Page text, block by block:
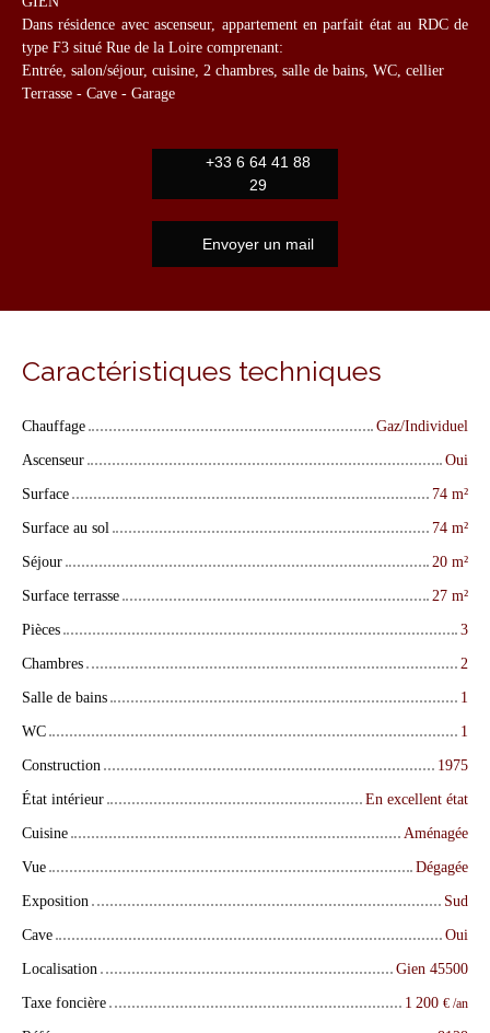
Dans résidence avec ascenseur, appartement en parfait état au RDC de
type F3 situé Rue de la Loire comprenant:
Entrée, salon/séjour, cuisine, 2 chambres, salle de bains, WC, cellier
Terrasse - Cave - Garage
+33 6 64 41 88
29
Envoyer un mail
Caractéristiques techniques
Chauffage
Gaz/Individuel
Ascenseur
Oui
Surface
74 m²
Surface au sol
74 m²
Séjour
20 m²
Surface terrasse
27 m²
Pièces
3
Chambres
2
Salle de bains
1
WC
1
Construction
1975
État intérieur
En excellent état
Cuisine
Aménagée
Vue
Dégagée
Exposition
Sud
Cave
Oui
Localisation
Gien 45500
Taxe foncière
1 200 € /an